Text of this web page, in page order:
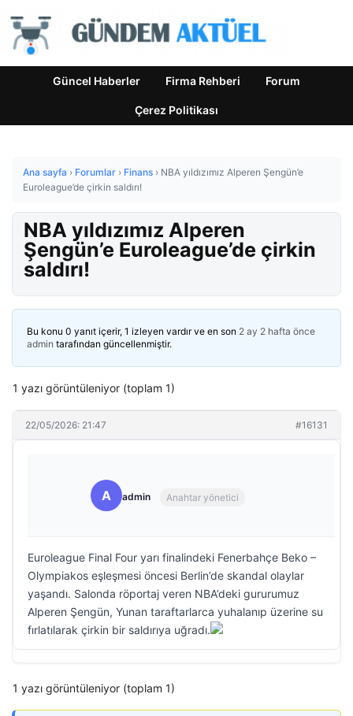
Güncel Haberler Firma Rehberi Forum
Çerez Politikası
Ana sayfa › Forumlar › Finans › NBA yıldızımız Alperen Şengün’e
Euroleague’de çirkin saldırı!
NBA yıldızımız Alperen
Şengün’e Euroleague’de çirkin
saldırı!
Bu konu 0 yanıt içerir, 1 izleyen vardır ve en son 2 ay 2 hafta önce
admin tarafından güncellenmiştir.
1 yazı görüntüleniyor (toplam 1)
22/05/2026: 21:47 #16131
A admin Anahtar yönetici
Euroleague Final Four yarı finalindeki Fenerbahçe Beko –
Olympiakos eşleşmesi öncesi Berlin’de skandal olaylar
yaşandı. Salonda röportaj veren NBA’deki gururumuz
Alperen Şengün, Yunan taraftarlarca yuhalanıp üzerine su
fırlatılarak çirkin bir saldırıya uğradı.
1 yazı görüntüleniyor (toplam 1)